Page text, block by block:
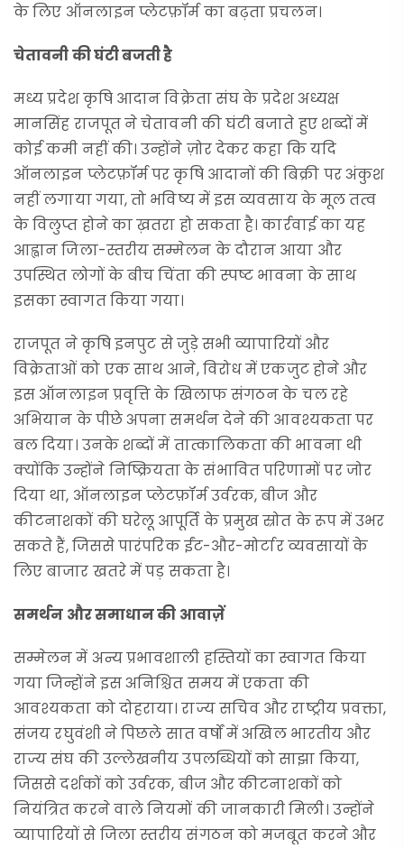
के लिए ऑनलाइन प्लेटफ़ॉर्म का बढ़ता प्रचलन।
चेतावनी की घंटी बजती है
मध्य प्रदेश कृषि आदान विक्रेता संघ के प्रदेश अध्यक्ष
मानसिंह राजपूत ने चेतावनी की घंटी बजाते हुए शब्दों में
कोई कमी नहीं की। उन्होंने ज़ोर देकर कहा कि यदि
ऑनलाइन प्लेटफ़ॉर्म पर कृषि आदानों की बिक्री पर अंकुश
नहीं लगाया गया, तो भविष्य में इस व्यवसाय के मूल तत्व
के विलुप्त होने का ख़तरा हो सकता है। कार्रवाई का यह
आह्वान जिला-स्तरीय सम्मेलन के दौरान आया और
उपस्थित लोगों के बीच चिंता की स्पष्ट भावना के साथ
इसका स्वागत किया गया।
राजपूत ने कृषि इनपुट से जुड़े सभी व्यापारियों और
विक्रेताओं को एक साथ आने, विरोध में एकजुट होने और
इस ऑनलाइन प्रवृत्ति के खिलाफ संगठन के चल रहे
अभियान के पीछे अपना समर्थन देने की आवश्यकता पर
बल दिया। उनके शब्दों में तात्कालिकता की भावना थी
क्योंकि उन्होंने निष्क्रियता के संभावित परिणामों पर जोर
दिया था, ऑनलाइन प्लेटफ़ॉर्म उर्वरक, बीज और
कीटनाशकों की घरेलू आपूर्ति के प्रमुख स्रोत के रूप में उभर
सकते हैं, जिससे पारंपरिक ईंट-और-मोर्टार व्यवसायों के
लिए बाजार खतरे में पड़ सकता है।
समर्थन और समाधान की आवाज़ें
सम्मेलन में अन्य प्रभावशाली हस्तियों का स्वागत किया
गया जिन्होंने इस अनिश्चित समय में एकता की
आवश्यकता को दोहराया। राज्य सचिव और राष्ट्रीय प्रवक्ता,
संजय रघुवंशी ने पिछले सात वर्षों में अखिल भारतीय और
राज्य संघ की उल्लेखनीय उपलब्धियों को साझा किया,
जिससे दर्शकों को उर्वरक, बीज और कीटनाशकों को
नियंत्रित करने वाले नियमों की जानकारी मिली। उन्होंने
व्यापारियों से जिला स्तरीय संगठन को मजबूत करने और